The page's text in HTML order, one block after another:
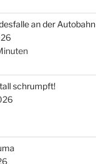
an der Autobahn
schrumpft!